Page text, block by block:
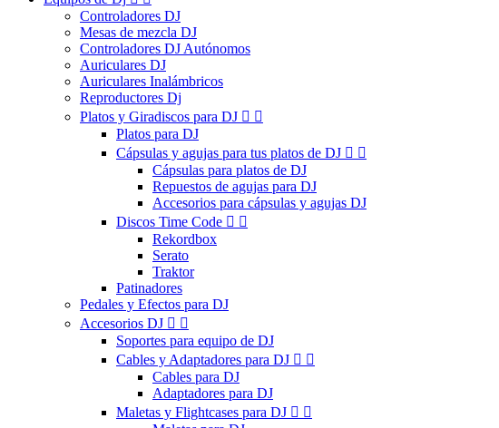
Controladores DJ
Mesas de mezcla DJ
Controladores DJ Autónomos
Auriculares DJ
Auriculares Inalámbricos
Reproductores Dj
Platos y Giradiscos para DJ  
Platos para DJ
Cápsulas y agujas para tus platos de DJ  
Cápsulas para platos de DJ
Repuestos de agujas para DJ
Accesorios para cápsulas y agujas DJ
Discos Time Code  
Rekordbox
Serato
Traktor
Patinadores
Pedales y Efectos para DJ
Accesorios DJ  
Soportes para equipo de DJ
Cables y Adaptadores para DJ  
Cables para DJ
Adaptadores para DJ
Maletas y Flightcases para DJ  